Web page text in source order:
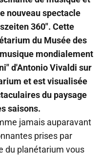
nouveau spectacle
360". Cette
du Musée des
mondialement
d'Antonio Vivaldi sur
et est visualisée
du paysage
saisons.
jamais auparavant
prises par
du planétarium vous